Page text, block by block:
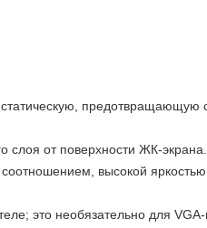
предотвращающую
слоя от поверхности ЖК-экрана.
высокой
это необязательно для